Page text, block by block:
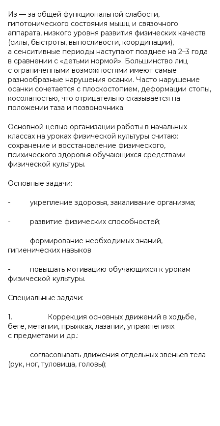
Из — за общей функциональной слабости,
гипотонического состояния мышц и связочного
аппарата, низкого уровня развития физических качеств
(силы, быстроты, выносливости, координации),
а сенситивные периоды наступают позднее на 2–3 года
в сравнении с «детьми нормой». Большинство лиц
с ограниченными возможностями имеют самые
разнообразные нарушения осанки. Часто нарушение
осанки сочетается с плоскостопием, деформации стопы,
косолапостью, что отрицательно сказывается на
положении таза и позвоночника.
Основной целью организации работы в начальных
классах на уроках физической культуры считаю:
сохранение и восстановление физического,
психического здоровья обучающихся средствами
физической культуры.
Основные задачи:
- укрепление здоровья, закаливание организма;
- развитие физических способностей;
- формирование необходимых знаний,
гигиенических навыков
- повышать мотивацию обучающихся к урокам
физической культуры.
Специальные задачи:
1. Коррекция основных движений в ходьбе,
беге, метании, прыжках, лазании, упражнениях
с предметами и др.:
- согласовывать движения отдельных звеньев тела
(рук, ног, туловища, головы);